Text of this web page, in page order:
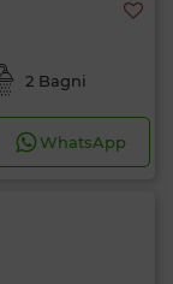
2 Bagni
WhatsApp